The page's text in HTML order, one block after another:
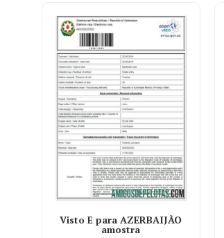
Visto E para AZERBAIJÃO
amostra